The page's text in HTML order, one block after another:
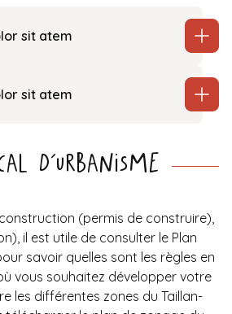
sit atem
sit atem
d’Urbanisme
(permis de construire),
il est utile de consulter le Plan
savoir quelles sont les règles en
vous souhaitez développer votre
les différentes zones du Taillan-